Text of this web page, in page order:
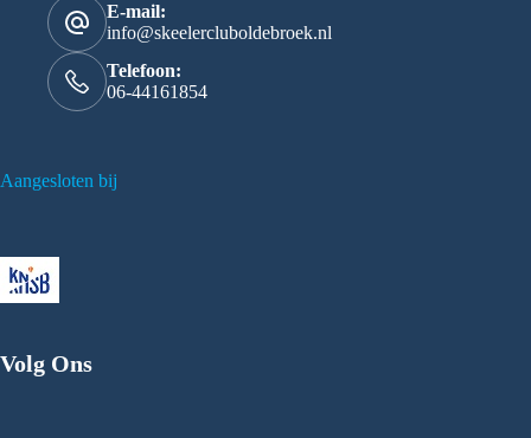
E-mail:
info@skeelercluboldebroek.nl
Telefoon:
06-44161854
Aangesloten bij
Volg Ons